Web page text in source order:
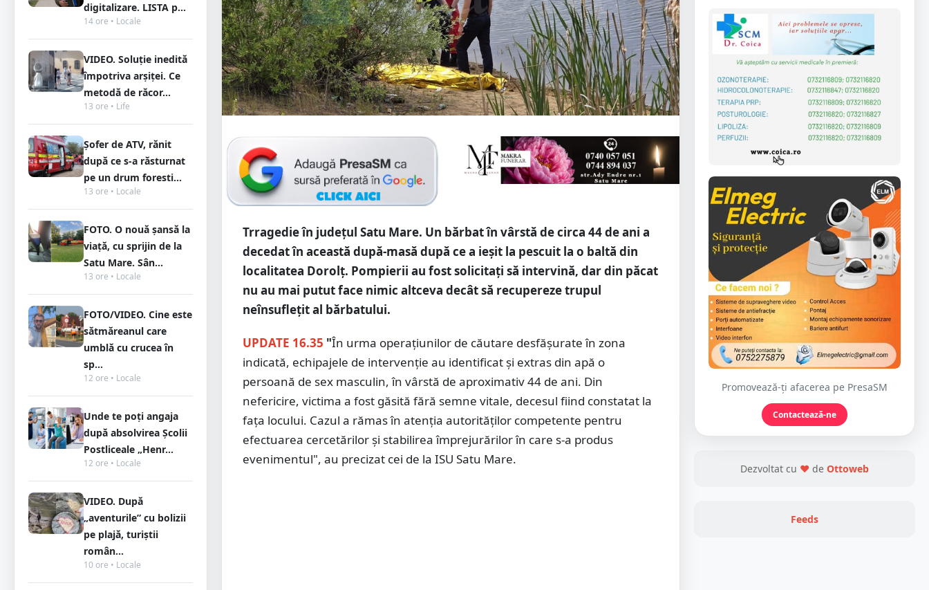
digitalizare. LISTA p...
14 ore • Locale
VIDEO. Soluție inedită
împotriva arșiței. Ce
metodă de răcor...
13 ore • Life
Șofer de ATV, rănit
după ce s-a răsturnat
pe un drum foresti...
13 ore • Locale
FOTO. O nouă șansă la
viață, cu sprijin de la
Satu Mare. Sân...
13 ore • Locale
FOTO/VIDEO. Cine este
sătmăreanul care
umblă cu crucea în
sp...
12 ore • Locale
Unde te poți angaja
după absolvirea Școlii
Postliceale „Henr...
12 ore • Locale
VIDEO. După
„aventurile” cu bolizii
pe plajă, turiștii
român...
10 ore • Locale
Trragedie în județul Satu Mare. Un bărbat în vârstă de circa 44 de ani a
decedat în această după-masă după ce a ieșit la pescuit la o baltă din
localitatea Dorolț. Pompierii au fost solicitați să intervină, dar din păcat
nu au mai putut face nimic altceva decât să recupereze trupul
neînsuflețit al bărbatului.
UPDATE 16.35 "În urma operațiunilor de căutare desfășurate în zona
indicată, echipajele de intervenție au identificat și extras din apă o
persoană de sex masculin, în vârstă de aproximativ 44 de ani. Din
nefericire, victima a fost găsită fără semne vitale, decesul fiind constatat la
fața locului. Cazul a rămas în atenția autorităților competente pentru
efectuarea cercetărilor și stabilirea împrejurărilor în care s-a produs
evenimentul", au precizat cei de la ISU Satu Mare.
Promovează-ți afacerea pe PresaSM
Contactează-ne
Dezvoltat cu ❤ de Ottoweb
Feeds